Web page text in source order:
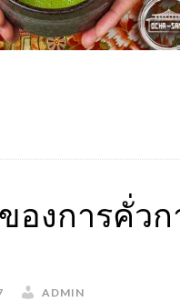
องการคั่ว
ADMIN